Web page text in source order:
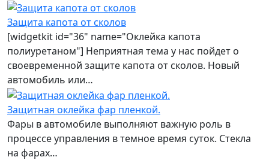
Защита капота от сколов
[widgetkit id="36" name="Оклейка капота
полиуретаном"] Неприятная тема у нас пойдет о
своевременной защите капота от сколов. Новый
автомобиль или…
Защитная оклейка фар пленкой.
Фары в автомобиле выполняют важную роль в
процессе управления в темное время суток. Стекла
на фарах…